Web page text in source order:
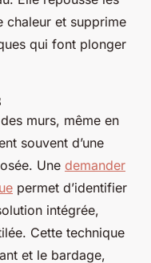
chaleur et supprime
qui font plonger
murs, même en
souvent d’une
Une demander
permet d’identifier
intégrée,
Cette technique
et le bardage,